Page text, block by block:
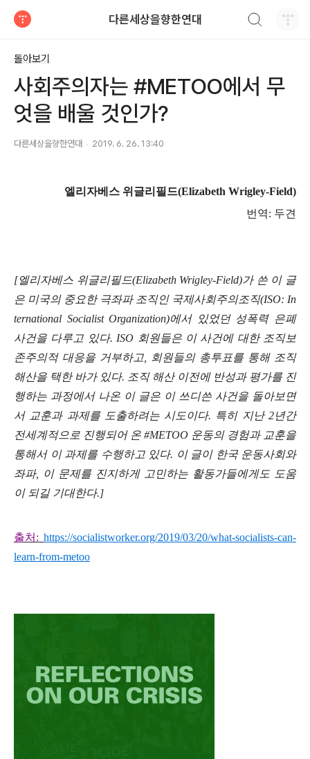
다른세상을향한연대
돌아보기
사회주의자는 #METOO에서 무
엇을 배울 것인가?
다른세상을향한연대 2019. 6. 26. 13:40
엘리자베스 위글리필드(Elizabeth Wrigley-Field)
번역: 두견
[엘리자베스 위글리필드(Elizabeth Wrigley-Field)가 쓴 이 글
은 미국의 중요한 극좌파 조직인 국제사회주의조직(ISO: In
ternational Socialist Organization)에서 있었던 성폭력 은폐
사건을 다루고 있다. ISO 회원들은 이 사건에 대한 조직보
존주의적 대응을 거부하고
회원들의 총투표를 통해 조직
해산을 택한 바가 있다. 조직 해산 이전에 반성과 평가를 진
행하는 과정에서 나온 이 글은 이 쓰디쓴 사건을 돌아보면
서 교훈과 과제를 도출하려는 시도이다. 특히 지난2년간
전세계적으로 진행되어 온 #METOO 운동의 경험과 교훈을
통해서 이 과제를 수행하고 있다. 이 글이 한국 운동사회와
좌파,
이 문제를 진지하게 고민하는 활동가들에게도 도움
이 되길 기대한다.]
출처: https://socialistworker.org/2019/03/20/what-socialists-can-
learn-from-metoo